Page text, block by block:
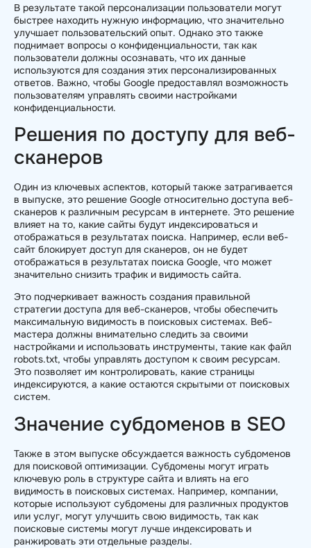
В результате такой персонализации пользователи могут
быстрее находить нужную информацию, что значительно
улучшает пользовательский опыт. Однако это также
поднимает вопросы о конфиденциальности, так как
пользователи должны осознавать, что их данные
используются для создания этих персонализированных
ответов. Важно, чтобы Google предоставлял возможность
пользователям управлять своими настройками
конфиденциальности.
Решения по доступу для веб-
сканеров
Один из ключевых аспектов, который также затрагивается
в выпуске, это решение Google относительно доступа веб-
сканеров к различным ресурсам в интернете. Это решение
влияет на то, какие сайты будут индексироваться и
отображаться в результатах поиска. Например, если веб-
сайт блокирует доступ для сканеров, он не будет
отображаться в результатах поиска Google, что может
значительно снизить трафик и видимость сайта.
Это подчеркивает важность создания правильной
стратегии доступа для веб-сканеров, чтобы обеспечить
максимальную видимость в поисковых системах. Веб-
мастера должны внимательно следить за своими
настройками и использовать инструменты, такие как файл
robots.txt, чтобы управлять доступом к своим ресурсам.
Это позволяет им контролировать, какие страницы
индексируются, а какие остаются скрытыми от поисковых
систем.
Значение субдоменов в SEO
Также в этом выпуске обсуждается важность субдоменов
для поисковой оптимизации. Субдомены могут играть
ключевую роль в структуре сайта и влиять на его
видимость в поисковых системах. Например, компании,
которые используют субдомены для различных продуктов
или услуг, могут улучшить свою видимость, так как
поисковые системы могут лучше индексировать и
ранжировать эти отдельные разделы.